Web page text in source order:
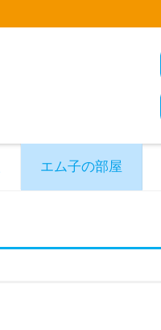
エム子の部屋